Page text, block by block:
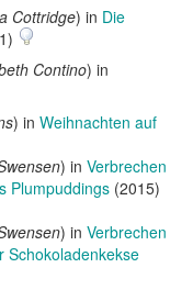
Cottridge) in Die
Contino) in
) in Weihnachten auf
) in Verbrechen
Plumpuddings (2015)
) in Verbrechen
Schokoladenkekse